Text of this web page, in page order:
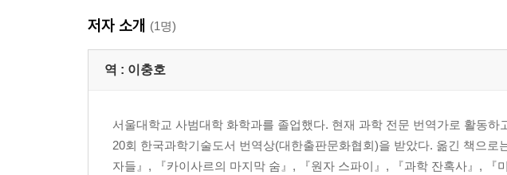
저자 소개 (1명)
역 : 이충호
서울대학교 사범대학 화학과를 졸업했다. 현재 과학 전문 번역가로 활동
20회 한국과학기술도서 번역상(대한출판문화협회)을 받았다. 옮긴 책으
자들』, 『카이사르의 마지막 숨』, 『원자 스파이』, 『과학 잔혹사』, 『